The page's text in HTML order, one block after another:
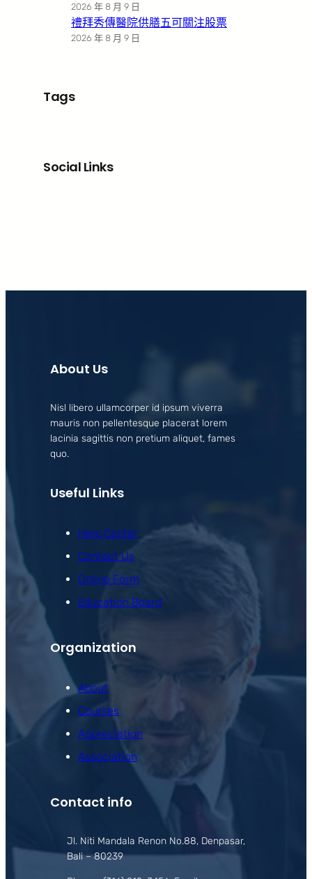
2026 年 8 月 9 日
禮拜秀傳醫院供膳五可關注股票
2026 年 8 月 9 日
Tags
Social Links
About Us
Nisl libero ullamcorper id ipsum viverra
mauris non pellentesque placerat lorem
lacinia sagittis non pretium aliquet, fames
quo.
Useful Links
Help Center
Contact Us
Online Form
Education Board
Organization
About
Courses
Appreciation
Association
Contact info
Jl. Niti Mandala Renon No.88, Denpasar,
Bali – 80239